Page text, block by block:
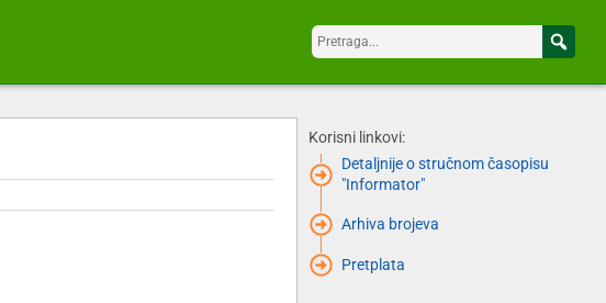
Korisni linkovi:
Detaljnije o stručnom časopisu
"Informator"
Arhiva brojeva
Pretplata